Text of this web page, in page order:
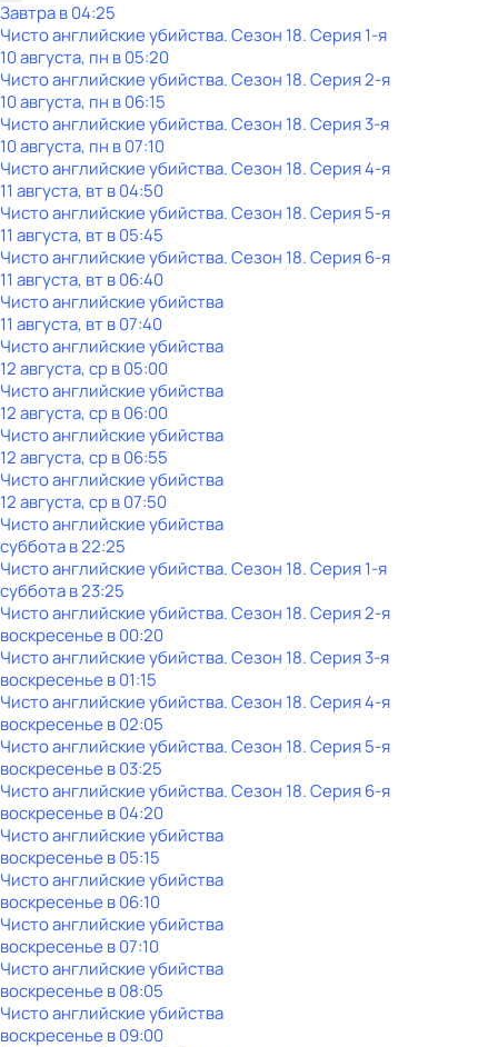
Завтра в 04:25
Чисто английские убийства. Сезон 18. Серия 1-я
10 августа, пн в 05:20
Чисто английские убийства. Сезон 18. Серия 2-я
10 августа, пн в 06:15
Чисто английские убийства. Сезон 18. Серия 3-я
10 августа, пн в 07:10
Чисто английские убийства. Сезон 18. Серия 4-я
11 августа, вт в 04:50
Чисто английские убийства. Сезон 18. Серия 5-я
11 августа, вт в 05:45
Чисто английские убийства. Сезон 18. Серия 6-я
11 августа, вт в 06:40
Чисто английские убийства
11 августа, вт в 07:40
Чисто английские убийства
12 августа, ср в 05:00
Чисто английские убийства
12 августа, ср в 06:00
Чисто английские убийства
12 августа, ср в 06:55
Чисто английские убийства
12 августа, ср в 07:50
Чисто английские убийства
субботав22:25
Чисто английские убийства. Сезон 18. Серия 1-я
субботав23:25
Чисто английские убийства. Сезон 18. Серия 2-я
воскресенье в00:20
Чисто английские убийства. Сезон 18. Серия 3-я
воскресенье в01:15
Чисто английские убийства. Сезон 18. Серия 4-я
воскресенье в02:05
Чисто английские убийства. Сезон 18. Серия 5-я
воскресенье в03:25
Чисто английские убийства. Сезон 18. Серия 6-я
воскресенье в04:20
Чисто английские убийства
воскресенье в05:15
Чисто английские убийства
воскресенье в06:10
Чисто английские убийства
воскресенье в07:10
Чисто английские убийства
воскресенье в08:05
Чисто английские убийства
воскресенье в09:00